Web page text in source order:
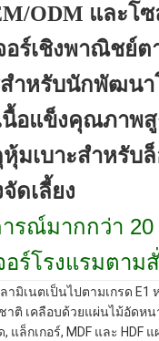
ODM และโ
อร์เชิงพาณิชย์
ำหรับนักพัฒนา
นื้อแข็งคุณภาพสู
มเบาะสำหรับ
ดเลี้ยง
รณ์มากกว่า 20
อร์โรงแรมตาม
ามิเนตเป็นไปตามเกรด E1
าติ เคลือบด้วยแผ่นไม้อัดหน
, แล็กเกอร์, MDF และ HDF